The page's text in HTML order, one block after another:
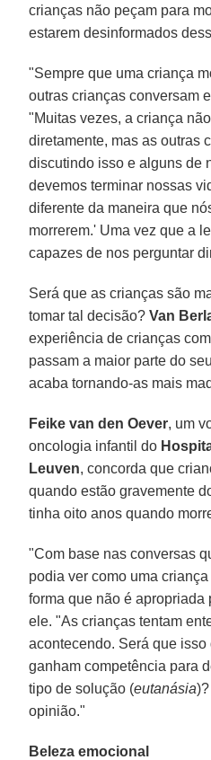
crianças não peçam para
estarem desinformados
"Sempre que uma criança
outras crianças conversam
"Muitas vezes, a criança
diretamente, mas as outras
discutindo isso e alguns de
devemos terminar nossas
diferente da maneira que
morrerem.' Uma vez que a
capazes de nos perguntar
Será que as crianças são
tomar tal decisão?Van
experiência de crianças
passam a maior parte do
acaba tornando-as mais
Feike van den Oever, um
oncologia infantil do
Leuven, concorda que
quando estão gravemente
tinha oito anos quando
"Com base nas conversas
podia ver como uma
forma que não é apropriada
ele. "As crianças tentam
acontecendo. Será que
ganham competência para
tipo de solução (eutanásia
opinião."
Beleza emocional